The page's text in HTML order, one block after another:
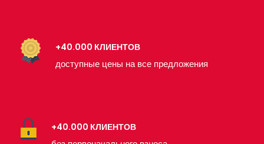
+40.000 КЛИЕНТОВ
доступные цены на все предложения
+40.000 КЛИЕНТОВ